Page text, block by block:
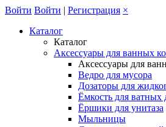
Войти Войти | Регистрация ×
Каталог
Каталог
Аксессуары для ванных
Аксессуары для
Ведро для мусора
Дозаторы для
Ёмкость для ватных
Ёршики для унитаза
Мыльницы